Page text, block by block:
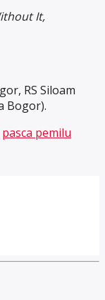
It,
RS Siloam
Bogor).
pasca pemilu